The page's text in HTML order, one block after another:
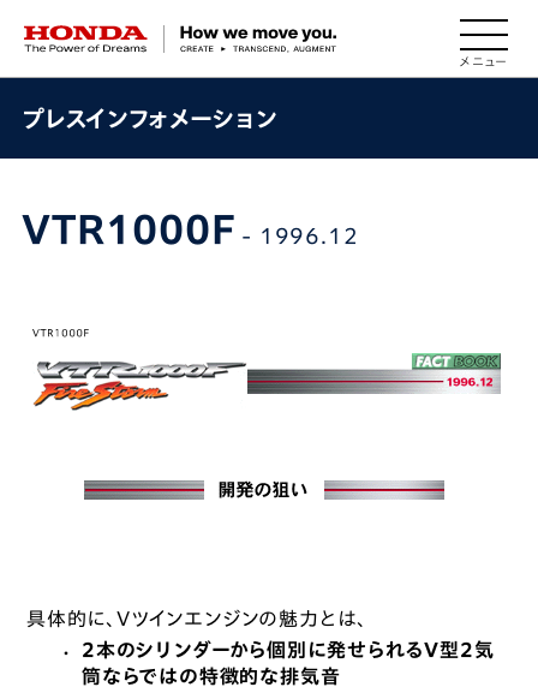
HONDA The Power of Dreams
プレスインフォメーション
VTR1000F - 1996.12
具体的に、Vツインエンジンの魅力とは、
・
2本のシリンダーから個別に発せられるV型2気
筒ならではの特徴的な排気音